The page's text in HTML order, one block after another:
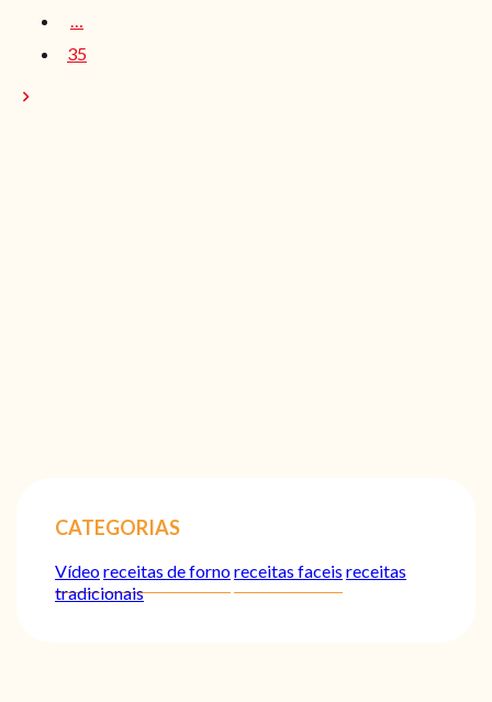
…
35
CATEGORIAS
Vídeoreceitas de fornoreceitas faceis receitas
tradicionais